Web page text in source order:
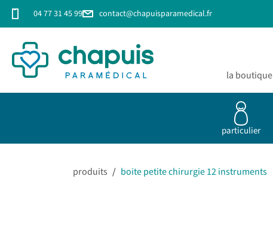
04 77 31 45 99 contact@chapuisparamedical.fr
la boutique
particulier
produits / boite petite chirurgie 12 instruments